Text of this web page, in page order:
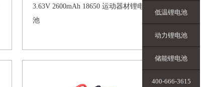
3.63V 2600mAh 18650 运动器材锂电
池
低温锂电池
动力锂电池
储能锂电池
400-666-3615